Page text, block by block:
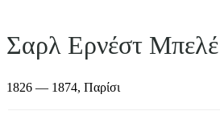
Σαρλ Ερνέστ Μπελέ
1826 — 1874, Παρίσι